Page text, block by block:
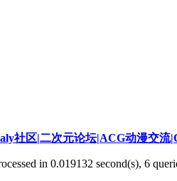
社区|二次元论坛|ACG动漫交流
in 0.019132 second(s), 6